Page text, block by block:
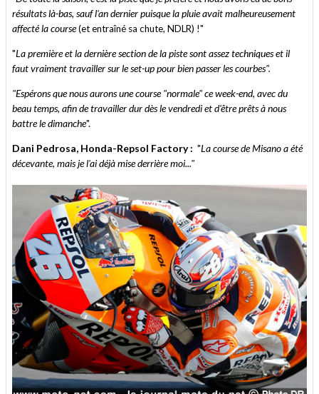
résultats là-bas, sauf l'an dernier puisque la pluie avait malheureusement
affecté la course(et entraîné sa chute, NDLR) !"
"La première et la dernière section de la piste sont assez techniques et il
faut vraiment travailler sur le set-up pour bien passer les courbes".
"Espérons que nous aurons une course "normale" ce week-end, avec du
beau temps, afin de travailler dur dès le vendredi et d'être prêts à nous
battre le dimanche".
Dani Pedrosa, Honda-Repsol Factory : "La course de Misano a été
décevante, mais je l'ai déjà mise derrière moi..."